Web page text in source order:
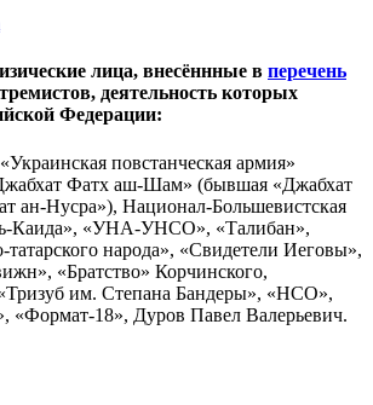
лица, внесённные в перечень
деятельность которых
Федерации:
повстанческая армия»
Фатх аш-Шам» (бывшая «Джабхат
ан-Нусра»), Национал-Большевистская
Каида», «УНА-УНСО», «Талибан»,
народа», «Свидетели Иеговы»,
«Братство» Корчинского,
им. Степана Бандеры», «НСО»,
«Формат-18», Дуров Павел Валерьевич.